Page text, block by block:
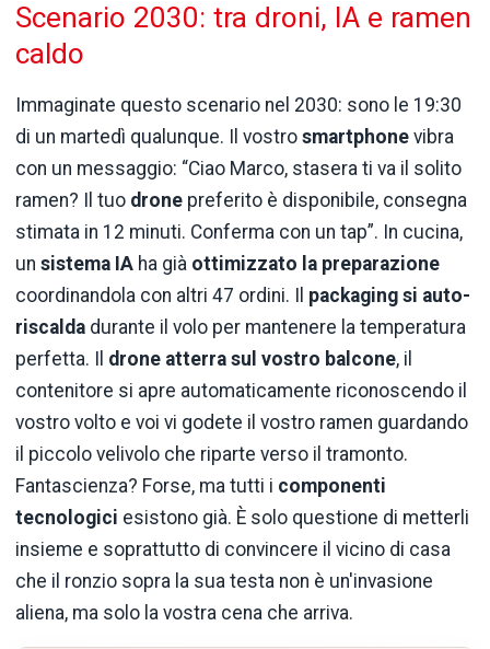
Scenario 2030: tra droni, IA e ramen
caldo
Immaginate questo scenario nel 2030: sono le 19:30
di un martedì qualunque. Il vostro smartphone vibra
con un messaggio: “Ciao Marco, stasera ti va il solito
ramen? Il tuo drone preferito è disponibile, consegna
stimata in 12 minuti. Conferma con un tap”. In cucina,
un sistema IA ha già ottimizzato la preparazione
coordinandola con altri 47 ordini. Il packaging si auto-
riscalda durante il volo per mantenere la temperatura
perfetta. Il drone atterra sul vostro balcone, il
contenitore si apre automaticamente riconoscendo il
vostro volto e voi vi godete il vostro ramen guardando
il piccolo velivolo che riparte verso il tramonto.
Fantascienza? Forse, ma tutti i componenti
tecnologici esistono già. È solo questione di metterli
insieme e soprattutto di convincere il vicino di casa
che il ronzio sopra la sua testa non è un'invasione
aliena, ma solo la vostra cena che arriva.